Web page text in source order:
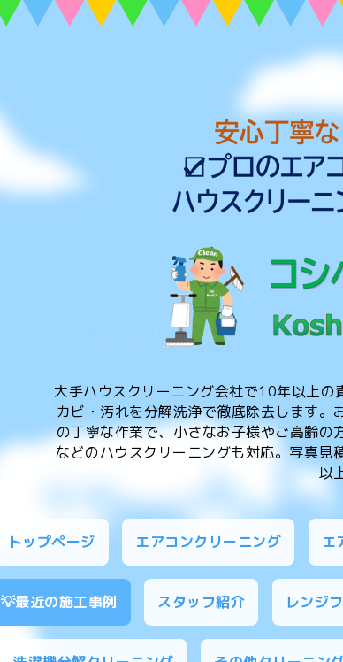
大手ハウスクリーニング会社で10年以上
カビ・汚れを分解洗浄で徹底除去します
の丁寧な作業で、小さなお子様やご高齢の
などのハウスクリーニングも対応。写真
以
トップページ エアコンクリーニング エ
💡最近の施工事例 スタッフ紹介 レンジ